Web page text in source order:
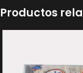
Productos